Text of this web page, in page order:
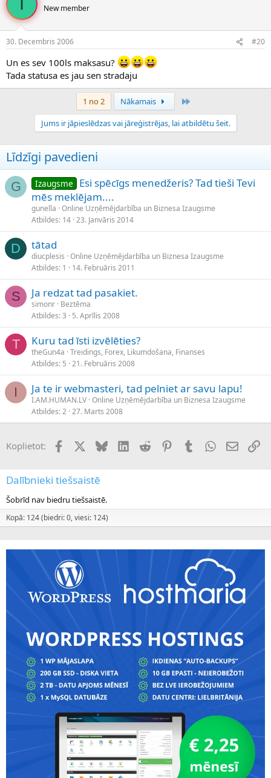
i
a
s
New member
30. Decembris 2006 #20
Un es sev 100ls maksasu?
Tada statusa es jau sen stradaju
1 no 2 Nākamais
Jums ir jāpieslēdzas vai jāreģistrējas, lai atbildētu šeit.
Līdzīgi pavedieni
G Izaugsme
Esi spēcīgs menedžeris? Tad tieši Tevi
mēs meklējam....
gunella Online Uzņēmējdarbība un Biznesa Izaugsme
Atbildes 14 23. Janvāris 2014
D tātad
diucplesis Online Uzņēmējdarbība un Biznesa Izaugsme
Atbildes 1 14. Februāris 2011
S Ja redzat tad pasakiet.
simonr Beztēma
Atbildes 3 5. Aprīlis 2008
T Kuru tad īsti izvēlēties?
theGun4a Treidings, Forex, Likumdošana, Finanses
Atbildes 5 21. Februāris 2008
I Ja te ir webmasteri, tad pelniet ar savu lapu!
I.AM.HUMAN.LV Online Uzņēmējdarbība un Biznesa Izaugsme
Atbildes 2 27. Marts 2008
Koplietot: FacebookX (Twitter)
BlueskyLinkedInReddit PinterestTumblrWhatsApp
E-pasts
Dalībnieki tiešsaistē
Šobrīd nav biedru tiešsaistē.
Kopā: 124 (biedri: 0, viesi: 124)